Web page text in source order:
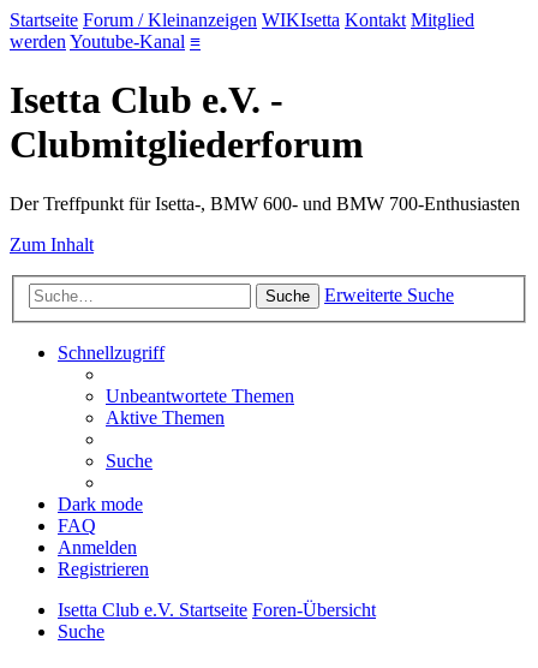
Startseite Forum / Kleinanzeigen WIKIsetta Kontakt Mitglied
werden Youtube-Kanal ≡
Isetta Club e.V. -
Clubmitgliederforum
Der Treffpunkt für Isetta-, BMW 600- und BMW 700-Enthusiasten
Zum Inhalt
Suche Erweiterte Suche
Schnellzugriff
Unbeantwortete Themen
Aktive Themen
Suche
Dark mode
FAQ
Anmelden
Registrieren
Isetta Club e.V. Startseite Foren-Übersicht
Suche